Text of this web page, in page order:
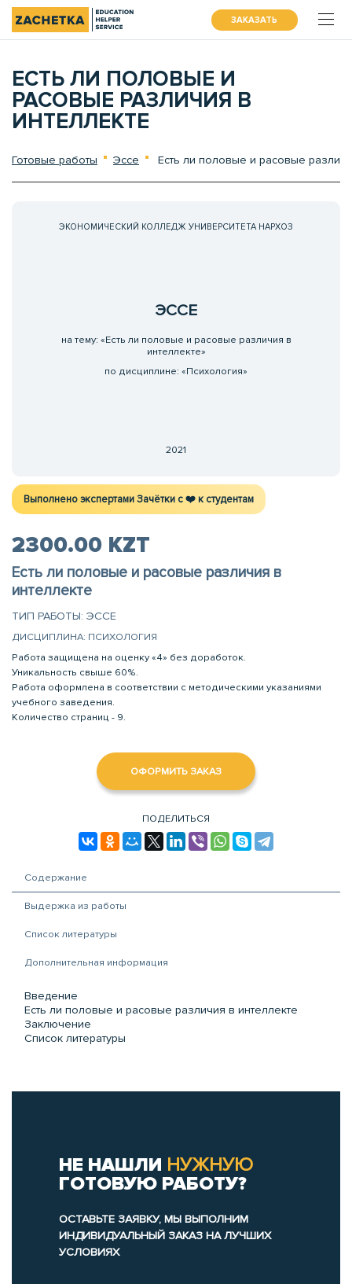
ЗАКАЗАТЬ
ЕСТЬ ЛИ ПОЛОВЫЕ И
РАСОВЫЕ РАЗЛИЧИЯ В
ИНТЕЛЛЕКТЕ
Готовые работы Эссе Есть ли половые и расовые
ЭКОНОМИЧЕСКИЙ КОЛЛЕДЖ УНИВЕРСИТЕТА НАРХОЗ
ЭССЕ
на тему: «Есть ли половые и расовые различия в
интеллекте»
по дисциплине: «Психология»
2021
Выполнено экспертами Зачётки c ❤️ к студентам
2300.00 KZT
Есть ли половые и расовые различия в
интеллекте
ТИП РАБОТЫ: ЭССЕ
ДИСЦИПЛИНА: ПСИХОЛОГИЯ
Работа защищена на оценку «4» без доработок.
Уникальность свыше 60%.
Работа оформлена в соответствии с методическими указаниями
учебного заведения.
Количество страниц - 9.
ОФОРМИТЬ ЗАКАЗ
ПОДЕЛИТЬСЯ
Содержание
Выдержка из работы
Список литературы
Дополнительная информация
Введение
Есть ли половые и расовые различия в интеллекте
Заключение
Список литературы
НЕ НАШЛИ НУЖНУЮ
ГОТОВУЮ РАБОТУ?
ОСТАВЬТЕ ЗАЯВКУ, МЫ ВЫПОЛНИМ
ИНДИВИДУАЛЬНЫЙ ЗАКАЗ НА ЛУЧШИХ
УСЛОВИЯХ